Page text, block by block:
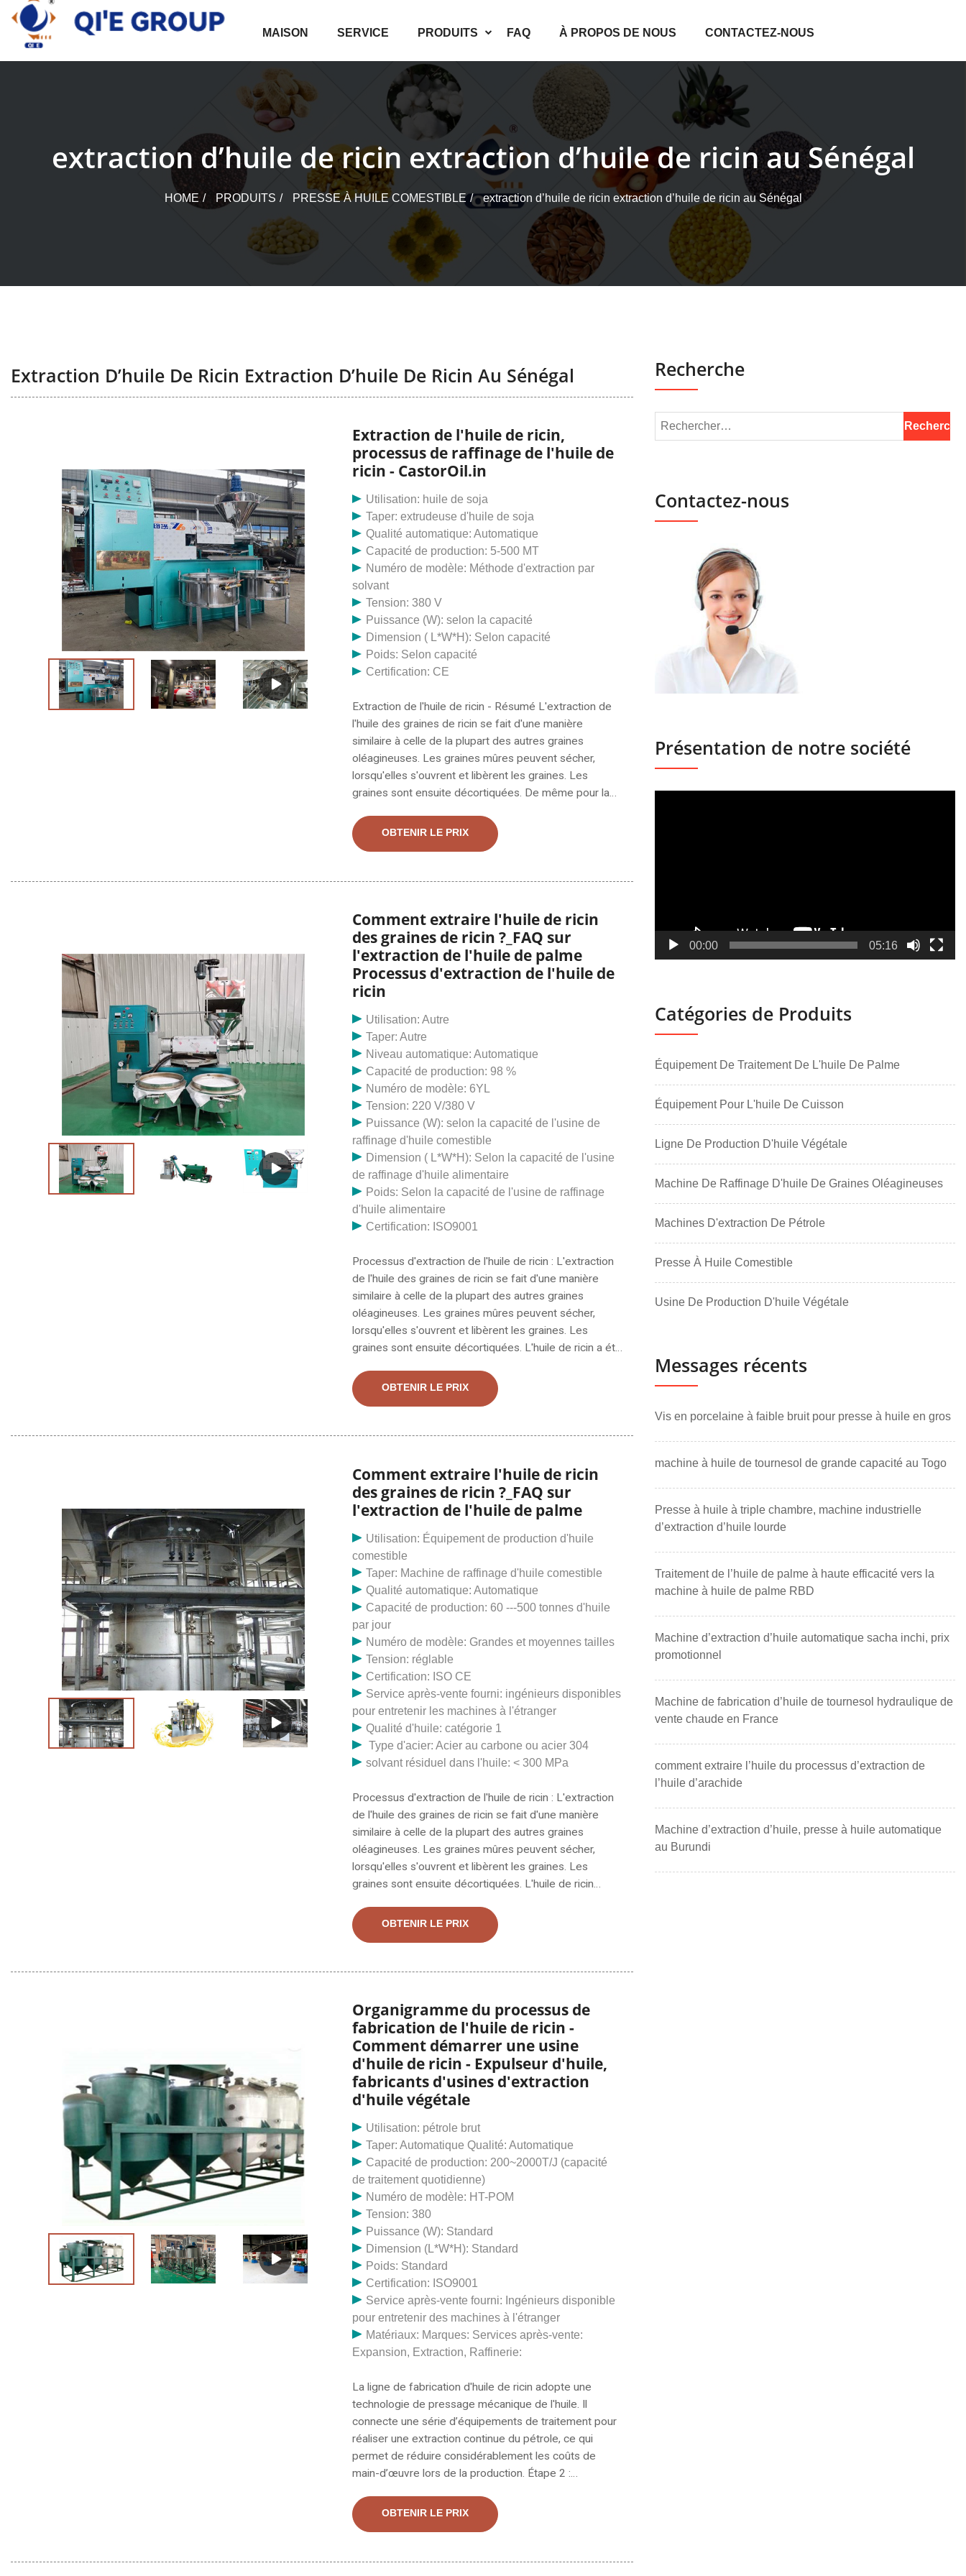
Skip
content
MAISON SERVICE PRODUITS FAQ À PROPOS DE NOUS CONTACTEZ-NOUS
extraction d’huile de ricin extraction d’huile de ricin au Sénégal
HOME PRODUITS PRESSE À HUILE COMESTIBLE extraction d’huile de ricin extraction d’huile de ricin au Sénégal
Extraction D’huile De Ricin Extraction D’huile De Ricin Au Sénégal
Extraction de l'huile de ricin,
processus de raffinage de l'huile de
ricin - CastorOil.in
Utilisation: huile de soja
Taper: extrudeuse d'huile de soja
Qualité automatique: Automatique
Capacité de production: 5-500 MT
Numéro de modèle: Méthode d'extraction par
solvant
Tension: 380 V
Puissance (W): selon la capacité
Dimension ( L*W*H): Selon capacité
Poids: Selon capacité
Certification: CE
Extraction de l'huile de ricin - Résumé L'extraction de
l'huile des graines de ricin se fait d'une manière
similaire à celle de la plupart des autres graines
oléagineuses. Les graines mûres peuvent sécher,
lorsqu'elles s'ouvrent et libèrent les graines. Les
graines sont ensuite décortiquées. De même pour la
l'extraction maximale de bixine (0,99 %) a été trouvée
avec de l'huile de ricin à 120 C pendant 1 heure et la
l'huile de moutarde à
OBTENIR LE PRIX
Comment extraire l'huile de ricin
des graines de ricin ?_FAQ sur
l'extraction de l'huile de palme
Processus d'extraction de l'huile de
ricin
Utilisation: Autre
Taper: Autre
Niveau automatique: Automatique
Capacité de production: 98 %
Numéro de modèle: 6YL
Tension: 220 V/380 V
Puissance (W): selon la capacité de l'usine de
raffinage d'huile comestible
Dimension ( L*W*H): Selon la capacité de l'usine
de raffinage d'huile alimentaire
Poids: Selon la capacité de l'usine de raffinage
d'huile alimentaire
Certification: ISO9001
Processus d'extraction de l'huile de ricin : L'extraction
de l'huile des graines de ricin se fait d'une manière
similaire à celle de la plupart des autres graines
oléagineuses. Les graines mûres peuvent sécher,
lorsqu'elles s'ouvrent et libèrent les graines. Les
graines sont ensuite décortiquées. L'huile de ricin a été
graines de ricin sauvage (Ricinus communis L.)
trouvées dans les terres marginales humides de
OBTENIR LE PRIX
Comment extraire l'huile de ricin
des graines de ricin ?_FAQ sur
l'extraction de l'huile de palme
Utilisation: Équipement de production d'huile
comestible
Taper: Machine de raffinage d'huile comestible
Qualité automatique: Automatique
Capacité de production: 60 ---500 tonnes d'huile
par jour
Numéro de modèle: Grandes et moyennes tailles
Tension: réglable
Certification: ISO CE
Service après-vente fourni: ingénieurs disponibles
pour entretenir les machines à l'étranger
Qualité d'huile: catégorie 1
Type d'acier: Acier au carbone ou acier 304
solvant résiduel dans l'huile: < 300 MPa
Processus d'extraction de l'huile de ricin : L'extraction
de l'huile des graines de ricin se fait d'une manière
similaire à celle de la plupart des autres graines
oléagineuses. Les graines mûres peuvent sécher,
lorsqu'elles s'ouvrent et libèrent les graines. Les
graines sont ensuite décortiquées. L'huile de ricin
des utilisations ultérieures. Le processus d'extraction
comporte quatre étapes : le nettoyage, le séchage, le
élevé en huile. Le gâteau de ricin ensuite extrait
OBTENIR LE PRIX
Organigramme du processus de
fabrication de l'huile de ricin -
Comment démarrer une usine
d'huile de ricin - Expulseur d'huile,
fabricants d'usines d'extraction
d'huile végétale
Utilisation: pétrole brut
Taper: Automatique Qualité: Automatique
Capacité de production: 200~2000T/J (capacité
de traitement quotidienne)
Numéro de modèle: HT-POM
Tension: 380
Puissance (W): Standard
Dimension (L*W*H): Standard
Poids: Standard
Certification: ISO9001
Service après-vente fourni: Ingénieurs disponible
pour entretenir des machines à l'étranger
Matériaux: Marques: Services après-vente:
Expansion, Extraction, Raffinerie:
La ligne de fabrication d'huile de ricin adopte une
technologie de pressage mécanique de l'huile. Il
connecte une série d’équipements de traitement pour
réaliser une extraction continue du pétrole, ce qui
permet de réduire considérablement les coûts de
main-d’œuvre lors de la production. Étape 2 :
liquide incolore à jaune très pâle avec un goût et une
odeur distincts. L’extraction de l’huile est généralement
solvant, ou les deux. L'huile de graines de ricin obtenue
OBTENIR LE PRIX
Recherche
Contactez-nous
Présentation de notre société
00:00 05:16
Catégories de Produits
Équipement De Traitement De L'huile De Palme
Équipement Pour L'huile De Cuisson
Ligne De Production D'huile Végétale
Machine De Raffinage D'huile De Graines Oléagineuses
Machines D'extraction De Pétrole
Presse À Huile Comestible
Usine De Production D'huile Végétale
Messages récents
Vis en porcelaine à faible bruit pour presse à huile en gros
machine à huile de tournesol de grande capacité au Togo
Presse à huile à triple chambre, machine industrielle
d’extraction d’huile lourde
Traitement de l’huile de palme à haute efficacité vers la
machine à huile de palme RBD
Machine d’extraction d’huile automatique sacha inchi, prix
promotionnel
Machine de fabrication d’huile de tournesol hydraulique de
vente chaude en France
comment extraire l’huile du processus d’extraction de
l’huile d’arachide
Machine d’extraction d’huile, presse à huile automatique
au Burundi